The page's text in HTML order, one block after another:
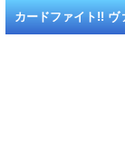
カードファイト!! ヴ